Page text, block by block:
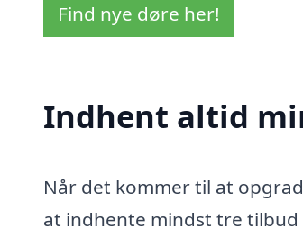
Find nye døre her!
Indhent altid
Når det kommer til at
at indhente mindst tre